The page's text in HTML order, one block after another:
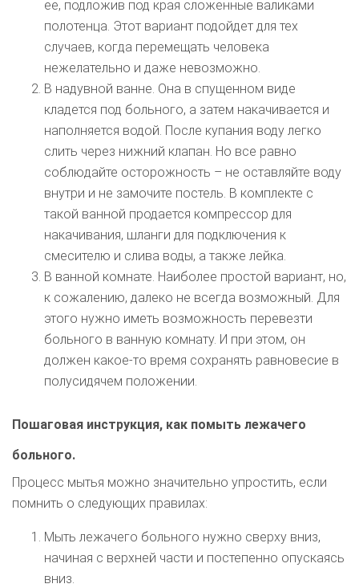
ее, подложив под края сложенные валиками
полотенца. Этот вариант подойдет для тех
случаев, когда перемещать человека
нежелательно и даже невозможно.
В надувной ванне. Она в спущенном виде
кладется под больного, а затем накачивается и
наполняется водой. После купания воду легко
слить через нижний клапан. Но все равно
соблюдайте осторожность – не оставляйте воду
внутри и не замочите постель. В комплекте с
такой ванной продается компрессор для
накачивания, шланги для подключения к
смесителю и слива воды, а также лейка.
В ванной комнате. Наиболее простой вариант, но,
к сожалению, далеко не всегда возможный. Для
этого нужно иметь возможность перевезти
больного в ванную комнату. И при этом, он
должен какое-то время сохранять равновесие в
полусидячем положении.
Пошаговая инструкция, как помыть лежачего
больного.
Процесс мытья можно значительно упростить, если
помнить о следующих правилах:
Мыть лежачего больного нужно сверху вниз,
начиная с верхней части и постепенно опускаясь
вниз.